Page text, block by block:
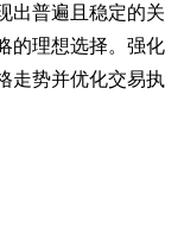
出普遍且稳定的关
的理想选择。强化
走势并优化交易执